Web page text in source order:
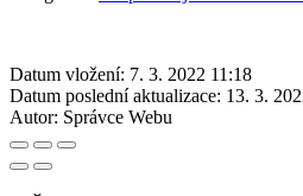
Datum vložení: 7. 3. 2022 11:18
Datum poslední aktualizace: 13. 3.
Autor: Správce Webu